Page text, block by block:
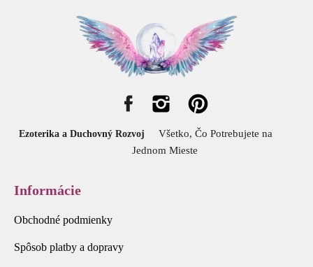
Ezoterika a Duchovný Rozvoj
Všetko, Čo Potrebujete na
Jednom Mieste
Informácie
Obchodné podmienky
Spôsob platby a dopravy